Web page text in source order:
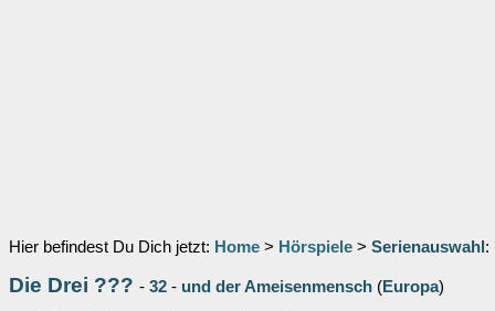
Hier befindest Du Dich jetzt: Home > Hörspiele > Serienauswahl :
Die Drei ??? - 32 - und der Ameisenmensch (Europa)